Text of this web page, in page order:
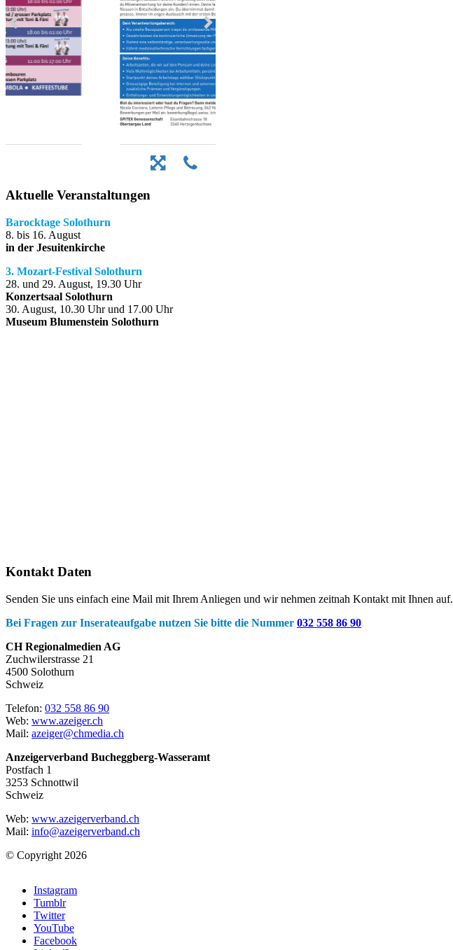
Aktuelle Veranstaltungen
Barocktage Solothurn
8. bis 16. August
in der Jesuitenkirche
3. Mozart-Festival Solothurn
28. und 29. August, 19.30 Uhr
Konzertsaal Solothurn
30. August, 10.30 Uhr und 17.00 Uhr
Museum Blumenstein Solothurn
Kontakt Daten
Senden Sie uns einfach eine Mail mit Ihrem Anliegen und wir nehmen zeitnah Kontakt mit Ihnen auf.
Bei Fragen zur Inserateaufgabe nutzen Sie bitte die Nummer 032 558 86 90
CH Regionalmedien AG
Zuchwilerstrasse 21
4500 Solothurn
Schweiz
Telefon: 032 558 86 90
Web: www.azeiger.ch
Mail: azeiger@chmedia.ch
Anzeigerverband Bucheggberg-Wasseramt
Postfach 1
3253 Schnottwil
Schweiz
Web: www.azeigerverband.ch
Mail: info@azeigerverband.ch
© Copyright 2026
Instagram
Tumblr
Twitter
YouTube
Facebook